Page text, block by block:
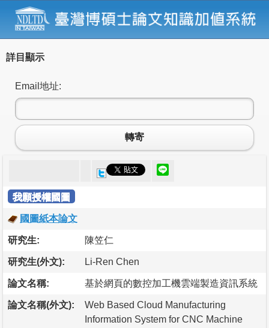
詳目顯示
Email地址:
轉寄
我願授權國圖
國圖紙本論文
研究生: 陳笠仁
研究生(外文): Li-Ren Chen
論文名稱: 基於網頁的數控加工機雲端製造資訊系統
論文名稱(外文):
Web Based Cloud Manufacturing
Information System for CNC Machine